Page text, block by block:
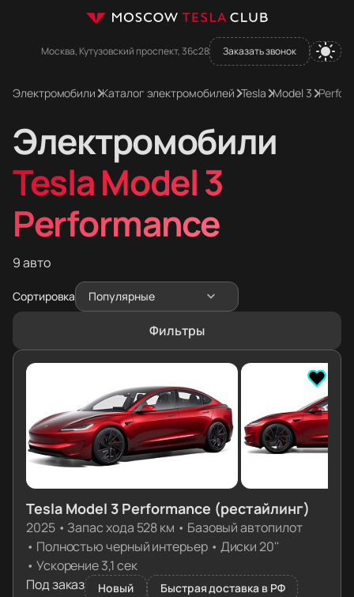
Москва, Кутузовский проспект, 36с28 Заказать звонок
Электромобили Каталог электромобилей Tesla Model 3
Электромобили
Tesla Model 3
Performance
9 авто
Сортировка Популярные
Фильтры
Tesla Model 3 Performance (рестайлинг)
2025• Запас хода 528 км • Базовый автопилот
• Полностью черный интерьер• Диски 20''
• Ускорение 3,1 сек
Под заказ
Новый
Быстрая доставка в РФ